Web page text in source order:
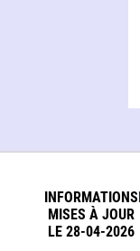
INFORMATIONS
MISES À JOUR
LE 28-04-2026